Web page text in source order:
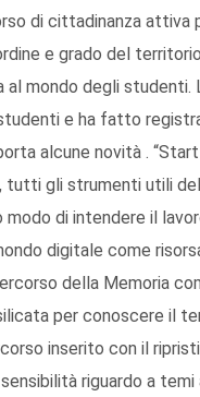
di cittadinanza attiva
e grado del
mondo degli studenti.
e ha fatto
alcune novità .
gli strumenti utili del
modo di intendere il
digitale come
della Memoria
per conoscere il
inserito con il
riguardo a